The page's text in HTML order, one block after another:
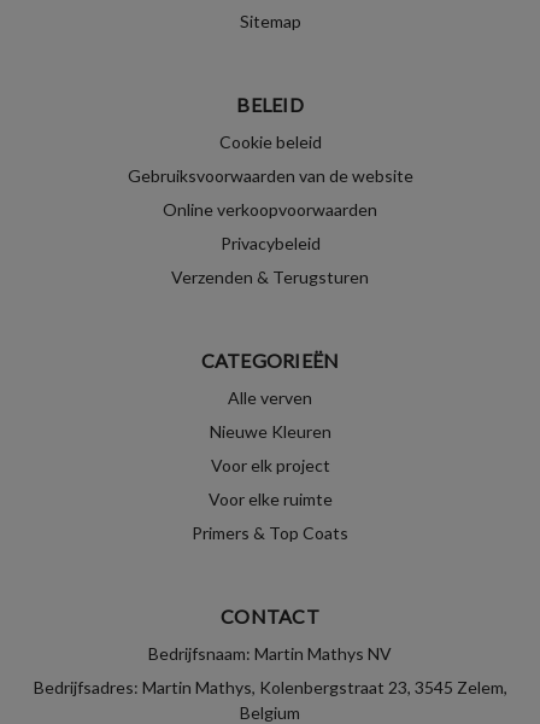
Sitemap
BELEID
Cookie beleid
Gebruiksvoorwaarden van de website
Online verkoopvoorwaarden
Privacybeleid
Verzenden & Terugsturen
CATEGORIEËN
Alle verven
Nieuwe Kleuren
Voor elk project
Voor elke ruimte
Primers & Top Coats
CONTACT
Bedrijfsnaam: Martin Mathys NV
Bedrijfsadres: Martin Mathys, Kolenbergstraat 23, 3545 Zelem,
Belgium